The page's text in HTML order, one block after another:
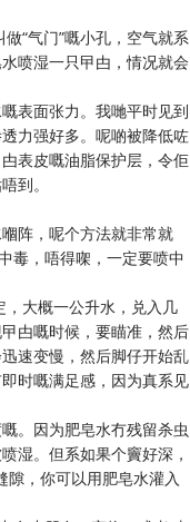
“气门”嘅小孔，空气就系
喷湿一只曱甴，情况就会
表面张力。我哋平时见到
力强好多。呢啲被降低咗
表皮嘅油脂保护层，令佢
到。
阵，呢个方法就非常就
毒，唔得㗎，一定要喷中
大概一公升水，兑入几
甴嘅时候，要瞄准，然后
速变慢，然后脚仔开始乱
时嘅满足感，因为真系见
。因为肥皂水冇残留杀虫
湿。但系如果个竇好深，
隙，你可以用肥皂水灌入